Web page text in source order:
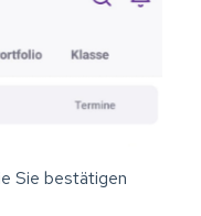
Sie bestätigen